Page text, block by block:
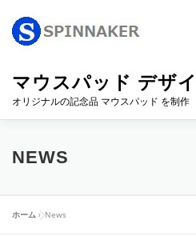
キ
マウスパッド デザ
オリジナルの記念品 マウスパッド を制作
デザインサンプル
ご注文メール
NEWS
ホーム »News